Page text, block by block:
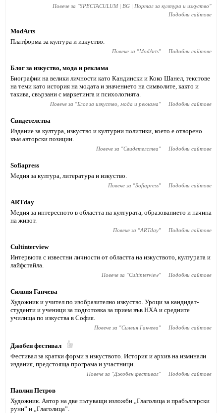
Повече за "SPECTACULUM | BG | Портал за култура и изкуство"
Подобни сайтове
ModArts
Платформа за култура и изкуство.
Повече за "ModArts" Подобни сайтове
Блог за изкуство, мода и реклама
Биографии на велики личности като Кандински и Коко Шанел, текстове
на теми като история на модата и значението на символите, както и
такива, свързани с маркетинга и психологията.
Повече за "Блог за изкуство, мода и реклама" Подобни сайтове
Свидетелства
Издание за култура, изкуство и културни политики, което е отворено
към авторски позиции.
Повече за "Свидетелства" Подобни сайтове
Sofiapress
Медия за култура, литература и изкуство.
Повече за "Sofiapress" Подобни сайтове
АRTday
Медия за интересното в областта на културата, образованието и начина
на живот.
Повече за "АRTday" Подобни сайтове
Cultinterview
Интервюта с известни личности от областта на изкуството, културата и
лайфстайла.
Повече за "Cultinterview" Подобни сайтове
Силвия Ганчева
Художник и учител по изобразително изкуство. Уроци за кандидат-
студенти и ученици за подготовка за прием във НХА и средните
училища по изкуства в София.
Повече за "Силвия Ганчева" Подобни сайтове
Джобен фестивал
Фестивал за кратки форми в изкуството. История и архив на изминали
издания, предстояща програма и участници.
Повече за "Джобен фестивал" Подобни сайтове
Павлин Петров
Художник. Автор на две пътуващи изложби „Глаголица и прабългарски
руни” и „Глаголица”.